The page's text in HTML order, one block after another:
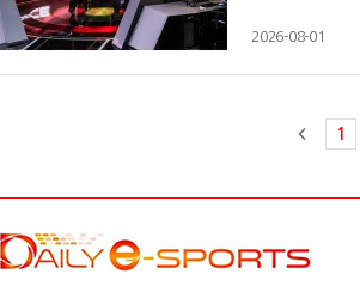
2026-08-01
1